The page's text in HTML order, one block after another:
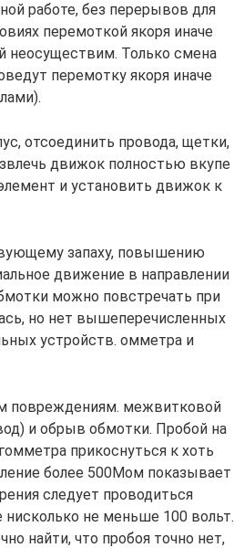
работе, без перерывов для
перемоткой якоря иначе
неосуществим. Только смена
перемотку якоря иначе
отсоединить провода, щетки,
движок полностью вкупе
и установить движок к
запаху, повышению
движение в направлении
можно повстречать при
но нет вышеперечисленных
устройств. омметра и
повреждениям. межвитковой
и обрыв обмотки. Пробой на
прикоснуться к хоть
более 500Мом показывает
следует проводиться
не меньше 100 вольт.
найти, что пробоя точно нет,